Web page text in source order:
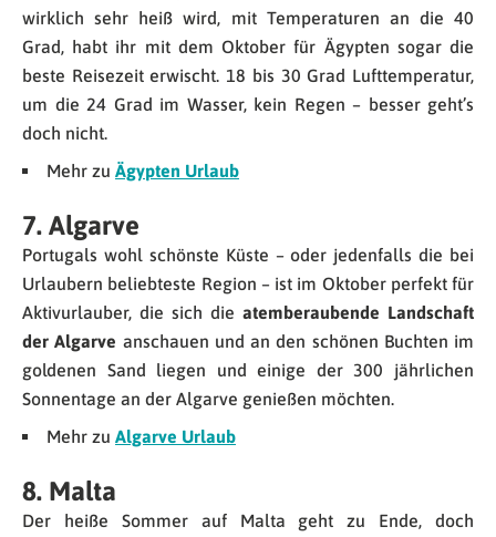
wirklich sehr heiß wird, mit Temperaturen an die 40
Grad, habt ihr mit dem Oktober für Ägypten sogar die
beste Reisezeit erwischt. 18 bis 30 Grad Lufttemperatur,
um die 24 Grad im Wasser, kein Regen – besser geht’s
doch nicht.
Mehr zu Ägypten Urlaub
7. Algarve
Portugals wohl schönste Küste – oder jedenfalls die bei
Urlaubern beliebteste Region – ist im Oktober perfekt für
Aktivurlauber, die sich die atemberaubende Landschaft
der Algarve anschauen und an den schönen Buchten im
goldenen Sand liegen und einige der 300 jährlichen
Sonnentage an der Algarve genießen möchten.
Mehr zu Algarve Urlaub
8. Malta
Der heiße Sommer auf Malta geht zu Ende, doch